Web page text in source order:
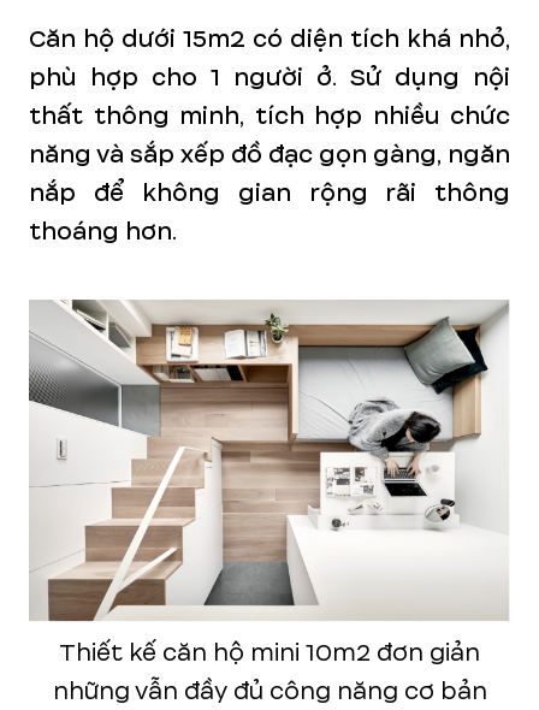
Căn hộ dưới 15m2 có diện tích khá nhỏ,
phù hợp cho 1 người ở. Sử dụng nội
thất thông minh, tích hợp nhiều chức
năng và sắp xếp đồ đạc gọn gàng, ngăn
nắp để không gian rộng rãi thông
thoáng hơn.
Thiết kế căn hộ mini 10m2 đơn giản
những vẫn đầy đủ công năng cơ bản